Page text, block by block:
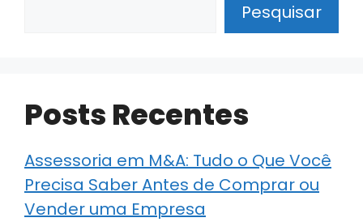
Pesquisar
Posts Recentes
Assessoria em M&A: Tudo o Que Você
Precisa Saber Antes de Comprar ou
Vender uma Empresa